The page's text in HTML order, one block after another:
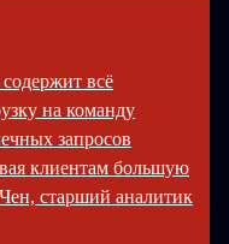
всё
на команду
запросов
клиентам большую
старший аналитик